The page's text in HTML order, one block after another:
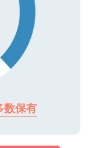
数保有